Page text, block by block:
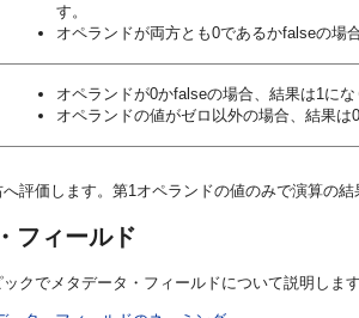
す。
オペランドが両方とも0であるかfalseの場
オペランドが0かfalseの場合、結果は1に
オペランドの値がゼロ以外の場合、結果は
評価します。第1オペランドの値のみで演算の
フィールド
クでメタデータ・フィールドについて説明しま